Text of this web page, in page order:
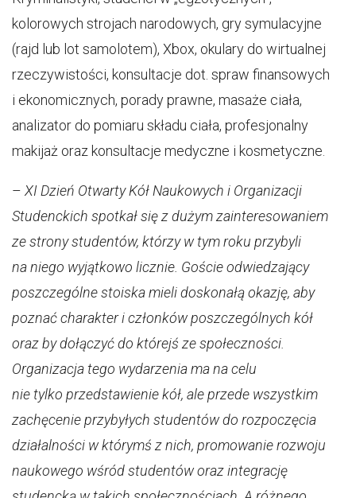
kolorowych strojach narodowych, gry symulacyjne
(rajd lub lot samolotem), Xbox, okulary do wirtualnej
rzeczywistości, konsultacje dot. spraw finansowych
i ekonomicznych, porady prawne, masaże ciała,
analizator do pomiaru składu ciała, profesjonalny
makijaż oraz konsultacje medyczne i kosmetyczne.
– XI Dzień Otwarty Kół Naukowych i Organizacji
Studenckich spotkał się z dużym zainteresowaniem
ze strony studentów, którzy w tym roku przybyli
na niego wyjątkowo licznie. Goście odwiedzający
poszczególne stoiska mieli doskonałą okazję, aby
poznać charakter i członków poszczególnych kół
oraz by dołączyć do którejś ze społeczności.
Organizacja tego wydarzenia ma na celu
nie tylko przedstawienie kół, ale przede wszystkim
zachęcenie przybyłych studentów do rozpoczęcia
działalności w którymś z nich, promowanie rozwoju
naukowego wśród studentów oraz integrację